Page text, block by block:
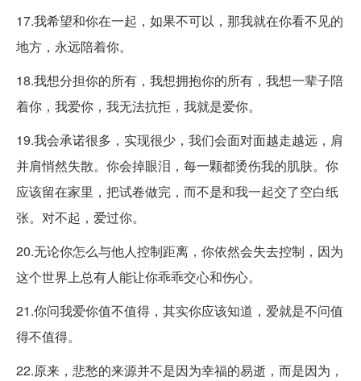
17.我希望和你在一起，如果不可以，那我就在你看不见的
地方，永远陪着你。
18.我想分担你的所有，我想拥抱你的所有，我想一辈子陪
着你，我爱你，我无法抗拒，我就是爱你。
19.我会承诺很多，实现很少，我们会面对面越走越远，肩
并肩悄然失散。你会掉眼泪，每一颗都烫伤我的肌肤。你
应该留在家里，把试卷做完，而不是和我一起交了空白纸
张。对不起，爱过你。
20.无论你怎么与他人控制距离，你依然会失去控制，因为
这个世界上总有人能让你乖乖交心和伤心。
21.你问我爱你值不值得，其实你应该知道，爱就是不问值
得不值得。
22.原来，悲愁的来源并不是因为幸福的易逝，而是因为，